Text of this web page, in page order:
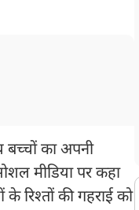
बच्चों का अपनी
मीडिया पर कहा
रिश्तों की गहराई को